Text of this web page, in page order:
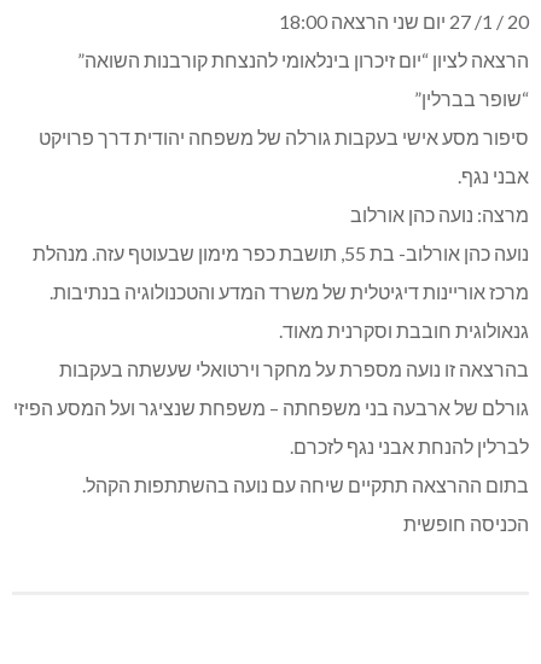
20 / 1/ 27 יום שני הרצאה 18:00
הרצאה לציון “יום זיכרון בינלאומי להנצחת קורבנות השואה”
“שופר בברלין”
סיפור מסע אישי בעקבות גורלה של משפחה יהודית דרך פרויקט
אבני נגף.
מרצה: נועה כהן אורלוב
נועה כהן אורלוב- בת 55, תושבת כפר מימון שבעוטף עזה. מנהלת
מרכז אוריינות דיגיטלית של משרד המדע והטכנולוגיה בנתיבות.
גנאולוגית חובבת וסקרנית מאוד.
בהרצאה זו נועה מספרת על מחקר וירטואלי שעשתה בעקבות
גורלם של ארבעה בני משפחתה – משפחת שנציגר ועל המסע הפיזי
לברלין להנחת אבני נגף לזכרם.
בתום ההרצאה תתקיים שיחה עם נועה בהשתתפות הקהל.
הכניסה חופשית